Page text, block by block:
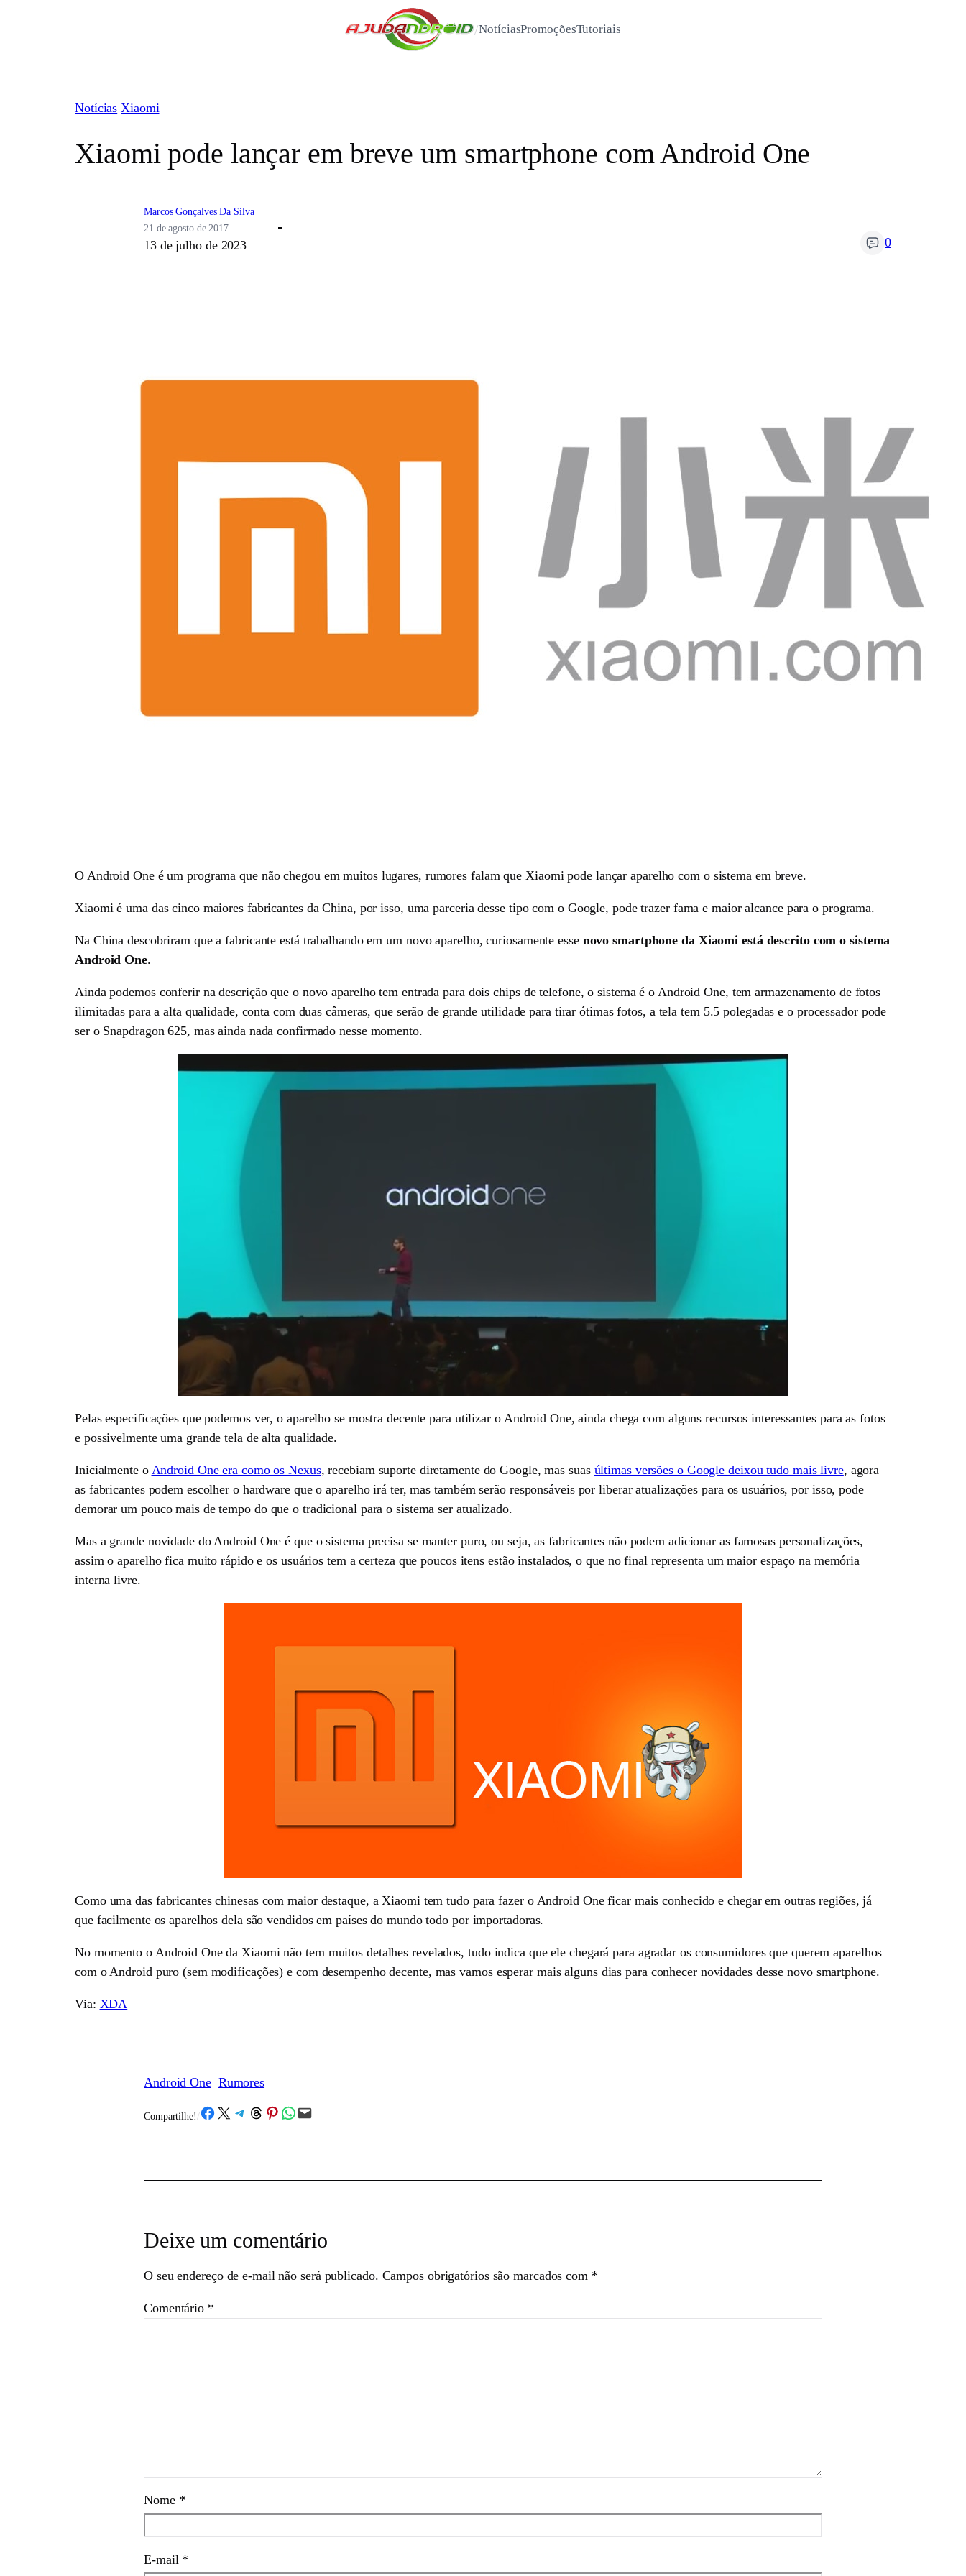
/NotíciasPromoçõesTutoriais
Notícias Xiaomi
Xiaomi pode lançar em breve um smartphone com Android One
Marcos Gonçalves Da Silva
21 de agosto de 2017
13 de julho de 2023 0
O Android One é um programa que não chegou em muitos lugares, rumores falam que Xiaomi pode lançar aparelho com o sistema em breve.
Xiaomi é uma das cinco maiores fabricantes da China, por isso, uma parceria desse tipo com o Google, pode trazer fama e maior alcance para o programa.
Na China descobriram que a fabricante está trabalhando em um novo aparelho, curiosamente esse novo smartphone da Xiaomi está descrito com o sistema
Android One.
Ainda podemos conferir na descrição que o novo aparelho tem entrada para dois chips de telefone, o sistema é o Android One, tem armazenamento de fotos
ilimitadas para a alta qualidade, conta com duas câmeras, que serão de grande utilidade para tirar ótimas fotos, a tela tem 5.5 polegadas e o processador pode
ser o Snapdragon 625, mas ainda nada confirmado nesse momento.
Pelas especificações que podemos ver, o aparelho se mostra decente para utilizar o Android One, ainda chega com alguns recursos interessantes para as fotos
e possivelmente uma grande tela de alta qualidade.
Inicialmente o Android One era como os Nexus, recebiam suporte diretamente do Google, mas suas últimas versões o Google deixou tudo mais livre, agora
as fabricantes podem escolher o hardware que o aparelho irá ter, mas também serão responsáveis por liberar atualizações para os usuários, por isso, pode
demorar um pouco mais de tempo do que o tradicional para o sistema ser atualizado.
Mas a grande novidade do Android One é que o sistema precisa se manter puro, ou seja, as fabricantes não podem adicionar as famosas personalizações,
assim o aparelho fica muito rápido e os usuários tem a certeza que poucos itens estão instalados, o que no final representa um maior espaço na memória
interna livre.
Como uma das fabricantes chinesas com maior destaque, a Xiaomi tem tudo para fazer o Android One ficar mais conhecido e chegar em outras regiões, já
que facilmente os aparelhos dela são vendidos em países do mundo todo por importadoras.
No momento o Android One da Xiaomi não tem muitos detalhes revelados, tudo indica que ele chegará para agradar os consumidores que querem aparelhos
com o Android puro (sem modificações) e com desempenho decente, mas vamos esperar mais alguns dias para conhecer novidades desse novo smartphone.
Via: XDA
Android One Rumores
Compartilhe!/Share on Facebook
Share on X Share on Telegram
Share on Threads
Share on Pinterest
Share on WhatsApp
Email this Page
Deixe um comentário
O seu endereço de e-mail não será publicado. Campos obrigatórios são marcados com *
Comentário *
Nome *
E-mail *